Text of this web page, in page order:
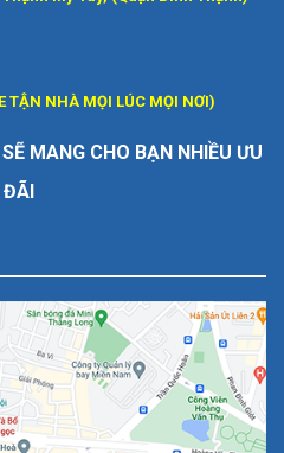
TẬN NHÀ MỌI LÚC MỌI NƠI)
ẼMANG CHO BẠN NHIỀU ƯU
ĐÃI